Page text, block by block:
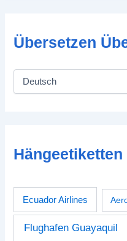
Übersetzen
Hängeetiketten
Ecuador Airlines
Flughafen Guayaquil